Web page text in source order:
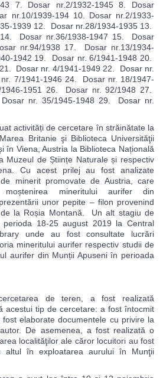
7. Dosar nr.2/1932-1945 8. Dosar
nr.10/1939-194 10. Dosar nr.2/1933-
1939 12. Dosar nr.28/1934-1935 13.
14. Dosar nr.36/1938-1947 15. Dosar
nr.94/1938 17. Dosar nr.13/1934-
1942 19. Dosar nr. 6/1941-1948 20.
Dosar nr. 4/1941-1949 22. Dosar nr.
7/1941-1946 24. Dosar nr. 18/1947-
1951 26. Dosar nr. 92/1948 27.
nr. 35/1945-1948 29. Dosar nr.
activități de cercetare în străinătate la
Britanie şi Biblioteca Universităţii
în Viena, Austria la Biblioteca Națională
Muzeul de Științe Naturale și respectiv
Cu acest prilej au fost analizate
minerit promovate de Austria, care
moștenirea mineritului aurifer din
unor pepite – filon provenind
la Roșia Montană. Un alt stagiu de
18-25 august 2019 la Central
unde au fost consultate lucrări
mineritului aurifer respectiv studii de
aurifer din Munții Apuseni în perioada
de teren, a fost realizată
acestui tip de cercetare: a fost întocmit
elaborate documentele cu privire la
De asemenea, a fost realizată o
localităţilor ale căror locuitori au fost
altul în exploatarea aurului în Munţii